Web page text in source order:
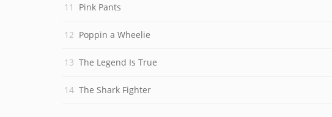
Pink Pants
Poppin a Wheelie
The Legend Is True
The Shark Fighter